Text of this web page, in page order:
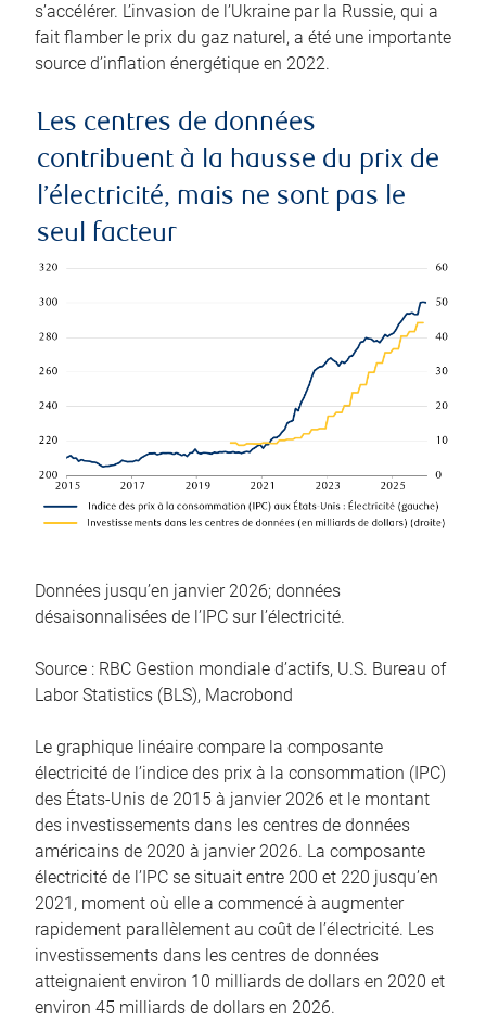
s’accélérer. L’invasion de l’Ukraine par la Russie, qui a
fait flamber le prix du gaz naturel, a été une importante
source d’inflation énergétique en 2022.
Les centres de données
contribuent à la hausse du prix de
l’électricité, mais ne sont pas le
seul facteur
Données jusqu’en janvier 2026; données
désaisonnalisées de l’IPC sur l’électricité.
Source : RBC Gestion mondiale d’actifs, U.S. Bureau of
Labor Statistics (BLS), Macrobond
Le graphique linéaire compare la composante
électricité de l’indice des prix à la consommation (IPC)
des États-Unis de 2015 à janvier 2026 et le montant
des investissements dans les centres de données
américains de 2020 à janvier 2026. La composante
électricité de l’IPC se situait entre 200 et 220 jusqu’en
2021, moment où elle a commencé à augmenter
rapidement parallèlement au coût de l’électricité. Les
investissements dans les centres de données
atteignaient environ 10 milliards de dollars en 2020 et
environ 45 milliards de dollars en 2026.